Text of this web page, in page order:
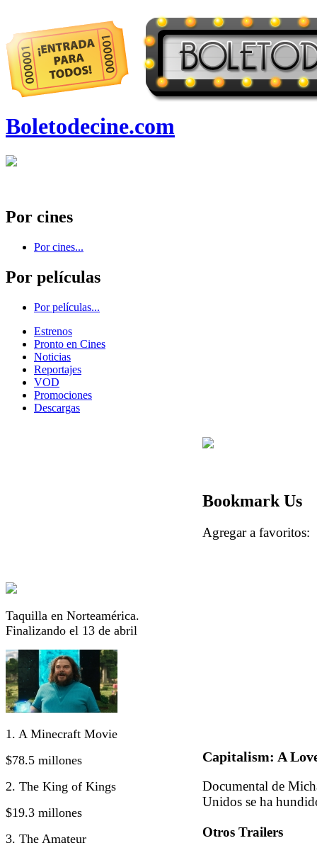
Boletodecine.com
Por cines
Por cines...
Por películas
Por películas...
Estrenos
Pronto en Cines
Noticias
Reportajes
VOD
Promociones
Descargas
Taquilla en Norteamérica.
Finalizando el 13 de abril
1. A Minecraft Movie
$78.5 millones
2. The King of Kings
$19.3 millones
3. The Amateur
Bookmark Us
Agregar a
Capitalism: A
Documental de
Unidos se ha
Otros Trailers